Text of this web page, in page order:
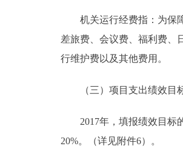
机关运行经费指：为保障
差旅费、会议费、福利费、
行维护费以及其他费用。
（三）项目支出绩效目
2017年，填报绩效目标的
20%。（详见附件6）。